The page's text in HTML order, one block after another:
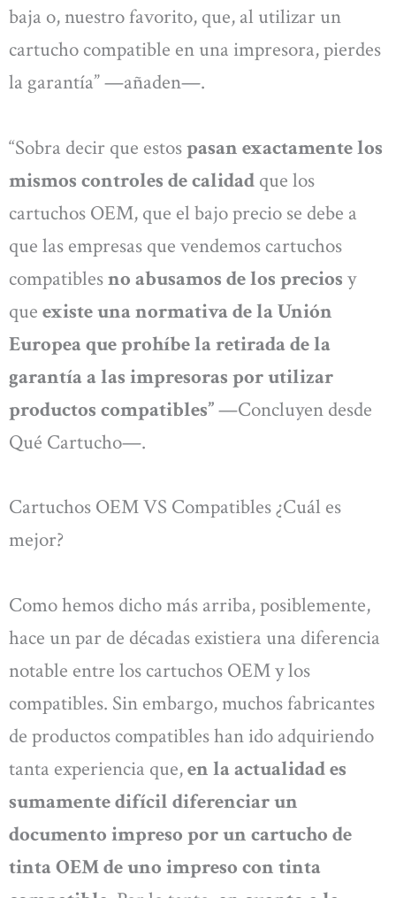
baja o, nuestro favorito, que, al utilizar un
cartucho compatible en una impresora, pierdes
la garantía” —añaden—.
“Sobra decir que estospasan exactamente los
mismos controles de calidad que los
cartuchos OEM, que el bajo precio se debe a
que las empresas que vendemos cartuchos
compatiblesno abusamos de los precios y
que existe una normativa de la Unión
Europea que prohíbe la retirada de la
garantía a las impresoras por utilizar
productos compatibles”—Concluyen desde
Qué Cartucho—.
Cartuchos OEM VS Compatibles ¿Cuál es
mejor?
Como hemos dicho más arriba, posiblemente,
hace un par de décadas existiera una diferencia
notable entre los cartuchos OEM y los
compatibles. Sin embargo, muchos fabricantes
de productos compatibles han ido adquiriendo
tanta experiencia que,en la actualidad es
sumamente difícil diferenciar un
documento impreso por un cartucho de
tinta OEM de uno impreso con tinta